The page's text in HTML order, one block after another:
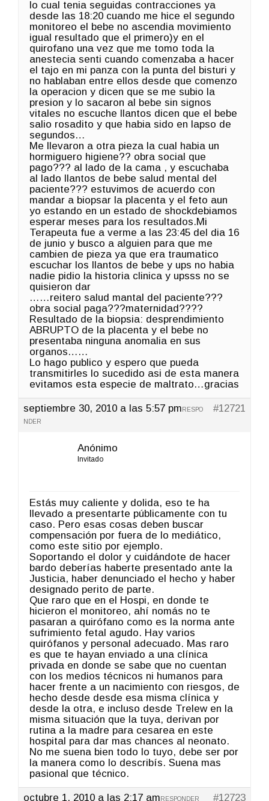
lo cual tenia seguidas contracciones ya
desde las 18:20 cuando me hice el segundo
monitoreo el bebe no ascendia movimiento
igual resultado que el primero)y en el
quirofano una vez que me tomo toda la
anestecia senti cuando comenzaba a hacer
el tajo en mi panza con la punta del bisturi y
no hablaban entre ellos desde que comenzo
la operacion y dicen que se me subio la
presion y lo sacaron al bebe sin signos
vitales no escuche llantos dicen que el bebe
salio rosadito y que habia sido en lapso de
segundos…
Me llevaron a otra pieza la cual habia un
hormiguero higiene?? obra social que
pago??? al lado de la cama , y escuchaba
al lado llantos de bebe salud mental del
paciente??? estuvimos de acuerdo con
mandar a biopsar la placenta y el feto aun
yo estando en un estado de shockdebiamos
esperar meses para los resultados.Mi
Terapeuta fue a verme a las 23:45 del dia 16
de junio y busco a alguien para que me
cambien de pieza ya que era traumatico
escuchar los llantos de bebe y ups no habia
nadie pidio la historia clinica y upsss no se
quisieron dar
……reitero salud mantal del paciente???
obra social paga???maternidad????
Resultado de la biopsia: desprendimiento
ABRUPTO de la placenta y el bebe no
presentaba ninguna anomalia en sus
organos……
Lo hago publico y espero que pueda
transmitirles lo sucedido asi de esta manera
evitamos esta especie de maltrato…gracias
septiembre 30, 2010 a las 5:57 pm #12721
RESPO
NDER
Anónimo
Invitado
Estás muy caliente y dolida, eso te ha
llevado a presentarte públicamente con tu
caso. Pero esas cosas deben buscar
compensación por fuera de lo mediático,
como este sitio por ejemplo.
Soportando el dolor y cuidándote de hacer
bardo deberías haberte presentado ante la
Justicia, haber denunciado el hecho y haber
designado perito de parte.
Que raro que en el Hospi, en donde te
hicieron el monitoreo, ahí nomás no te
pasaran a quirófano como es la norma ante
sufrimiento fetal agudo. Hay varios
quirófanos y personal adecuado. Mas raro
es que te hayan enviado a una clínica
privada en donde se sabe que no cuentan
con los medios técnicos ni humanos para
hacer frente a un nacimiento con riesgos, de
hecho desde desde esa misma clínica y
desde la otra, e incluso desde Trelew en la
misma situación que la tuya, derivan por
rutina a la madre para cesarea en este
hospital para dar mas chances al neonato.
No me suena bien todo lo tuyo, debe ser por
la manera como lo describís. Suena mas
pasional que técnico.
octubre 1, 2010 a las 2:17 am #12723
RESPONDER